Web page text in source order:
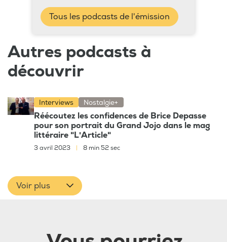
Tous les podcasts de l'émission
Autres podcasts à
découvrir
Interviews Nostalgie+
Réécoutez les confidences de Brice Depasse
pour son portrait du Grand Jojo dans le mag
littéraire "L'Article"
3 avril 2023 8 min 52 sec
Voir plus